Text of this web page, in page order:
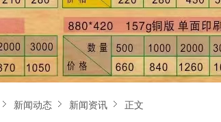
新闻动态 新闻资讯 正文